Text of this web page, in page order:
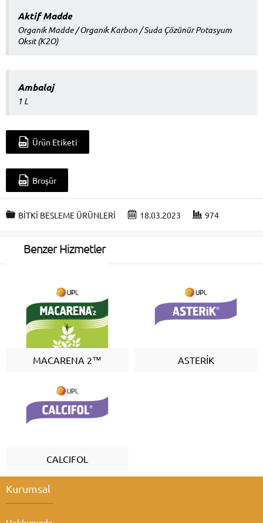
Aktif Madde
Organik Madde / Organik Karbon / Suda Çözünür Potasyum
Oksit (K2O)
Ambalaj
1 L
Ürün Etiketi
Broşür
BİTKİ BESLEME ÜRÜNLERİ 18.03.2023 974
Benzer Hizmetler
MACARENA 2™ ASTERİK
CALCIFOL
Kurumsal